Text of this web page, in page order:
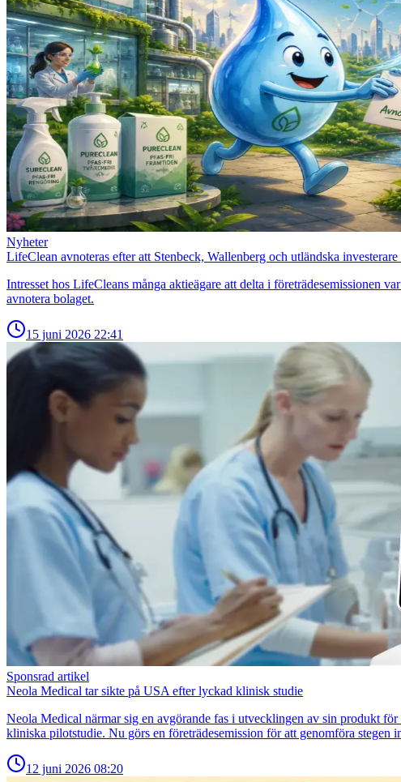
Nyheter
LifeClean avnoteras efter att Stenbeck, Wallenberg och utländska
Intresset hos LifeCleans många aktieägare att delta i företrädesemissionen
avnotera bolaget.
15 juni 2026 22:41
Sponsrad artikel
Neola Medical tar sikte på USA efter lyckad klinisk studie
Neola Medical närmar sig en avgörande fas i utvecklingen av sin produkt
kliniska pilotstudie. Nu görs en företrädesemission för att genomföra stegen
12 juni 2026 08:20